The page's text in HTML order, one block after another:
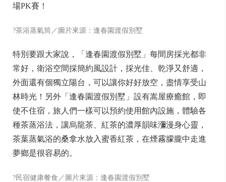
場PK賽！
?茶浴蒸氣筒／圖片來源：逢春園渡假別墅
特別要跟大家說，「逢春園渡假別墅」每間房採光都非
常好，衛浴空間採簡約風設計，採光佳、乾淨又舒適，
外面還有個獨立陽台，可以讓你好好放空，盡情享受山
林時光！另外「逢春園渡假別墅」設有嵩屋療癒館，即
使不住宿，旅人們一樣可以預約使用館內設施，體驗各
種茶蒸浴法，讓烏龍茶、紅茶的濃厚韻味瀰漫身心靈，
茶葉蒸氣浴的桑拿水放入蜜香紅茶，在煙霧朦朧中走進
夢鄉是很容易的。
?民宿健康餐食／圖片來源：逢春園渡假別墅